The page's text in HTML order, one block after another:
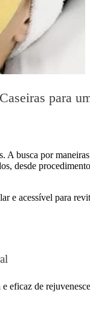
para
busca por
desde
e acessível para
e eficaz de